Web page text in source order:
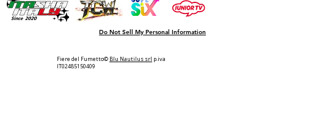
Do Not Sell My Personal Information
Fiere del Fumetto© Blu Nautilus srl p.iva
IT02485150409